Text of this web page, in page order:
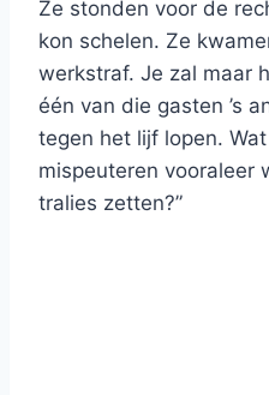
Ze stonden voor de
kon schelen. Ze
werkstraf. Je zal maar
één van die gasten ’s
tegen het lijf lopen.
mispeuteren vooraleer
tralies zetten?”